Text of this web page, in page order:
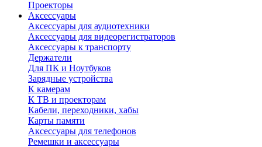
Проекторы
Аксессуары
Аксессуары для аудиотехники
Аксессуары для видеорегистраторов
Аксессуары к транспорту
Держатели
Для ПК и Ноутбуков
Зарядные устройства
К камерам
К ТВ и проекторам
Кабели, переходники, хабы
Карты памяти
Аксессуары для телефонов
Ремешки и аксессуары